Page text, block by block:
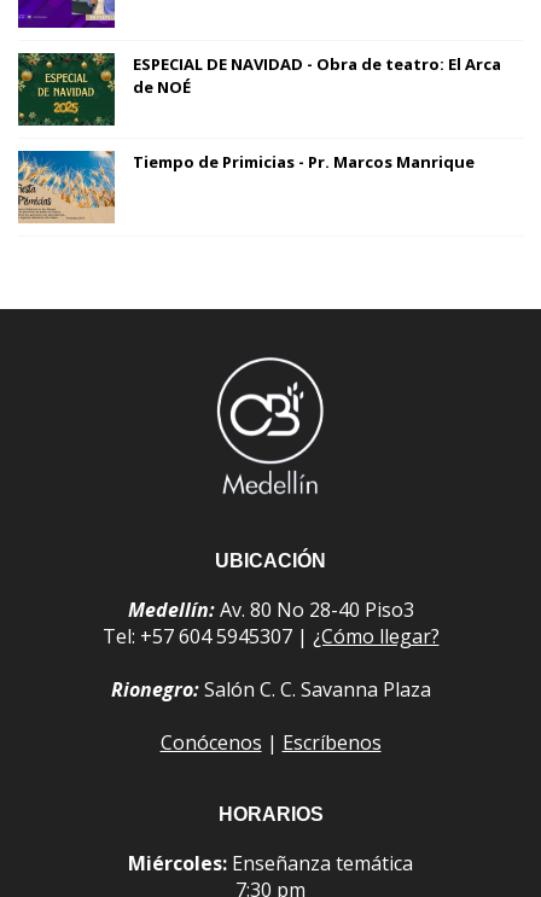
ESPECIAL DE NAVIDAD - Obra de teatro: El Arca
de NOÉ
Tiempo de Primicias - Pr. Marcos Manrique
UBICACIÓN
Medellín:Av. 80 No 28-40 Piso3
Tel: +57 604 5945307 | ¿Cómo llegar?
Rionegro:Salón C. C. Savanna Plaza
Conócenos | Escríbenos
HORARIOS
Miércoles: Enseñanza temática
7:30 pm